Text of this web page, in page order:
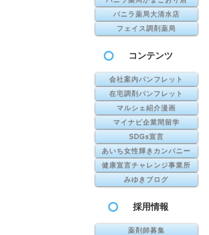
バニラ薬局大清水店
フェイス調剤薬局
コンテンツ
会社案内パンフレット
在宅調剤パンフレット
マルシェ紹介漫画
マイナビ企業間留学
SDGs宣言
あいち女性輝きカンパニー
健康宣言チャレンジ事業所
みゆきブログ
採用情報
薬剤師募集